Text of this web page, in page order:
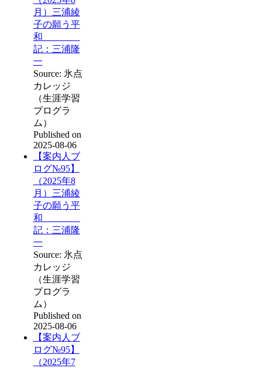
月）三浦綾
子の願う平
和
記：三浦隆
一
Source: 氷点
カレッジ
（生涯学習
プログラ
ム）
Published on
2025-08-06
【案内人ブ
ログ№95】
（2025年8
月）三浦綾
子の願う平
和
記：三浦隆
一
Source: 氷点
カレッジ
（生涯学習
プログラ
ム）
Published on
2025-08-06
【案内人ブ
ログ№95】
（2025年7